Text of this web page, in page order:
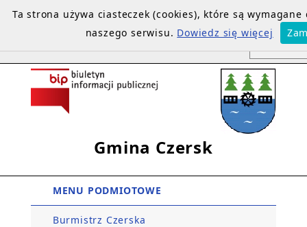
Gmina Czersk
MENU PODMIOTOWE
Burmistrz Czerska
Ta strona używa ciasteczek (cookies), które są
naszego serwisu. Dowiedz się więcej